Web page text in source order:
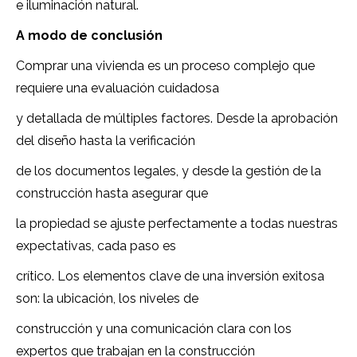
e iluminación natural.
A modo de conclusión
Comprar una vivienda es un proceso complejo que
requiere una evaluación cuidadosa
y detallada de múltiples factores. Desde la aprobación
del diseño hasta la verificación
de los documentos legales, y desde la gestión de la
construcción hasta asegurar que
la propiedad se ajuste perfectamente a todas nuestras
expectativas, cada paso es
crítico. Los elementos clave de una inversión exitosa
son: la ubicación, los niveles de
construcción y una comunicación clara con los
expertos que trabajan en la construcción